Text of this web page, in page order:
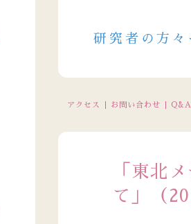
研究者の方々
アクセス お問い合わせ Q&A
「東北
て」（